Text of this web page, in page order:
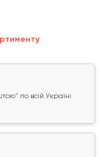
по всій Україні